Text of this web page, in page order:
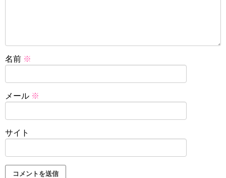
名前 ※
メール ※
サイト